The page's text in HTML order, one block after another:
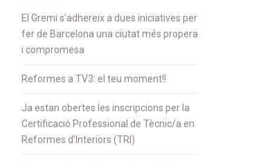
El Gremi s’adhereix a dues iniciatives per
fer de Barcelona una ciutat més propera
i compromesa
Reformes a TV3: el teu moment!!
Ja estan obertes les inscripcions per la
Certificació Professional de Tècnic/a en
Reformes d’Interiors (TRI)